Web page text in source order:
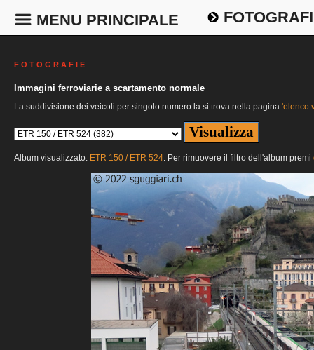
MENU PRINCIPALE
F O T O G R A F I E
Immagini ferroviarie a scartamento normale
La suddivisione dei veicoli per singolo numero la si trova nella pagina 'elenco
Album visualizzato: ETR 150 / ETR 524. Per rimuovere il filtro dell'album premi